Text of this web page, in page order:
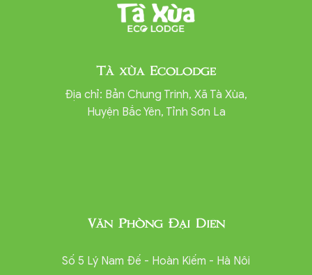
Tà xùa Ecolodge
Địa chỉ: Bản Chung Trinh, Xã Tà Xùa,
Huyện Bắc Yên, Tỉnh Sơn La
Văn Phòng Đại Diện
Số 5 Lý Nam Đế - Hoàn Kiếm - Hà Nôi